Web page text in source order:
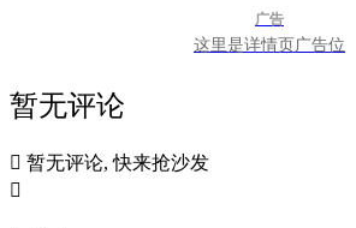
广告
这里是详情页广告位
暂无评论
 暂无评论, 快来抢沙发
